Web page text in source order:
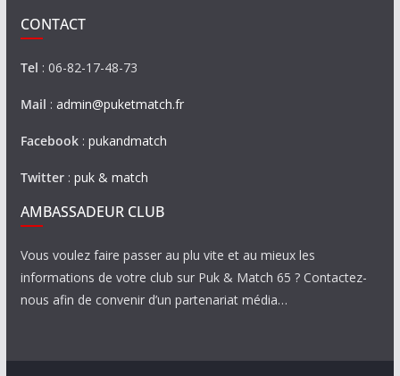
CONTACT
Tel : 06-82-17-48-73
Mail : admin@puketmatch.fr
Facebook: pukandmatch
Twitter: puk & match
AMBASSADEUR CLUB
Vous voulez faire passer au plu vite et au mieux les
informations de votre club sur Puk & Match 65 ? Contactez-
nous afin de convenir d’un partenariat média…